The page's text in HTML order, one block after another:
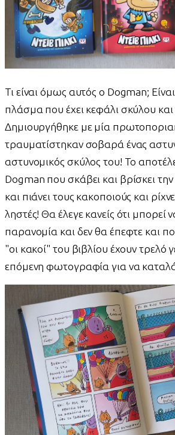
Τι είναι όμως αυτός ο Dogman;
πλάσμα που έχει κεφάλι σκύλου
Δημιουργήθηκε με μία
τραυματίστηκαν σοβαρά ένας
αστυνομικός σκύλος του! Το
Dogman που σκάβει και βρίσκει
και πιάνει τους κακοποιούς και
ληστές! Θα έλεγε κανείς ότι μπορεί
παρανομία και δεν θα έπεφτε και
"οι κακοί" του βιβλίου έχουν τρελό
επόμενη φωτογραφία για να